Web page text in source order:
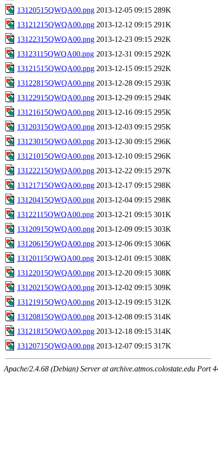
13120515QWQA00.png 2013-12-05 09:15 289K
13121215QWQA00.png 2013-12-12 09:15 291K
13122315QWQA00.png 2013-12-23 09:15 292K
13123115QWQA00.png 2013-12-31 09:15 292K
13121515QWQA00.png 2013-12-15 09:15 292K
13122815QWQA00.png 2013-12-28 09:15 293K
13122915QWQA00.png 2013-12-29 09:15 294K
13121615QWQA00.png 2013-12-16 09:15 295K
13120315QWQA00.png 2013-12-03 09:15 295K
13123015QWQA00.png 2013-12-30 09:15 296K
13121015QWQA00.png 2013-12-10 09:15 296K
13122215QWQA00.png 2013-12-22 09:15 297K
13121715QWQA00.png 2013-12-17 09:15 298K
13120415QWQA00.png 2013-12-04 09:15 298K
13122115QWQA00.png 2013-12-21 09:15 301K
13120915QWQA00.png 2013-12-09 09:15 303K
13120615QWQA00.png 2013-12-06 09:15 306K
13120115QWQA00.png 2013-12-01 09:15 308K
13122015QWQA00.png 2013-12-20 09:15 308K
13120215QWQA00.png 2013-12-02 09:15 309K
13121915QWQA00.png 2013-12-19 09:15 312K
13120815QWQA00.png 2013-12-08 09:15 314K
13121815QWQA00.png 2013-12-18 09:15 314K
13120715QWQA00.png 2013-12-07 09:15 317K
Apache/2.4.68 (Debian) Server at archive.atmos.colostate.edu Port